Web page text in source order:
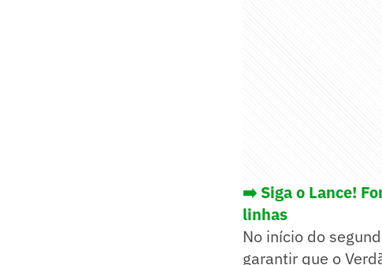
➡️ Siga o Lance!
linhas
No início do
garantir que o